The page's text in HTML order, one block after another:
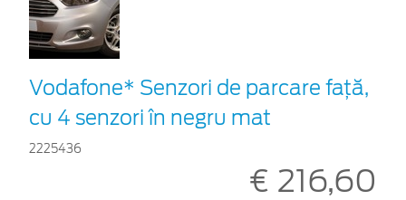
Vodafone* Senzori de parcare față,
cu 4 senzori în negru mat
2225436
€ 216,60